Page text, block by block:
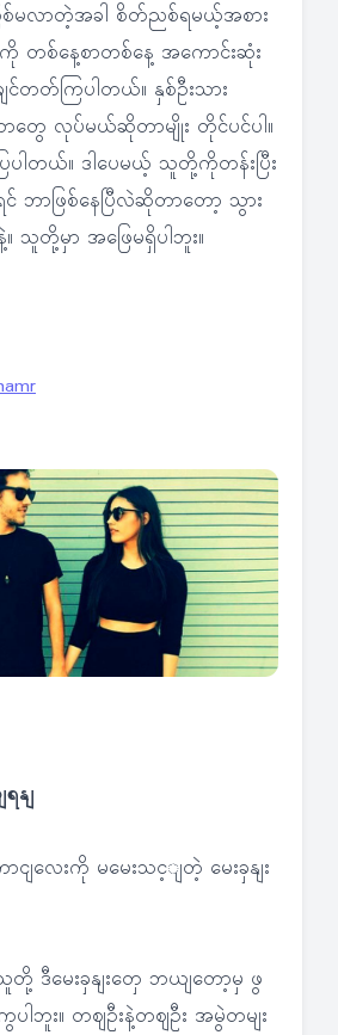
ဖြစ်မလာတဲ့အခါ စိတ်ညစ်ရမယ့်အစား
တစ်နေ့စာတစ်နေ့ အကောင်းဆုံး
ျင်တတ်ကြပါတယ်။ နှစ်ဦးသား
ာတွေ လုပ်မယ်ဆိုတာမျိုး တိုင်ပင်ပါ။
ေပါတယ်။ ဒါပေမယ့် သူတို့ကိုတန်းပြီး
ဘာဖြစ်နေပြီလဲဆိုတာတော့ သွား
သူတို့မှာ အဖြေမရှိပါဘူး။
နျ
ျလေးကို မမေးသင့ျတဲ့ မေးခှနျး
ဒီမေးခှနျးတှေ ဘယျတော့မှ ဖွ
ပါဘူး။ တဈဦးနဲ့တဈဦး အမွဲတမျး